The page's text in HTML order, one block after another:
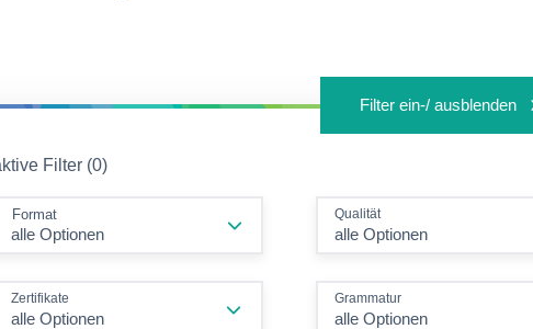
Filter ein-/ ausblenden
Filter (0)
Format Qualität
alle Optionen
Zertifikate
alle Optionen
Grammatur
alle Optionen